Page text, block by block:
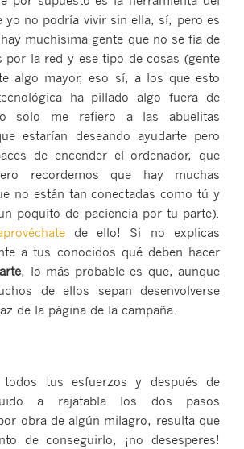
yo no podría vivir sin ella, sí, pero es
muchísima gente que no se fía de
por la red y ese tipo de cosas (gente
algo mayor, eso sí, a los que esto
ha pillado algo fuera de
solo me refiero a las abuelitas
estarían deseando ayudarte pero
de encender el ordenador, que
recordemos que hay muchas
no están tan conectadas como tú y
poquito de paciencia por tu parte).
de ello! Si no explicas
a tus conocidos qué deben hacer
, lo más probable es que, aunque
de ellos sepan desenvolverse
de la página de la campaña.
tus esfuerzos y después de
a rajatabla los dos pasos
obra de algún milagro, resulta que
de conseguirlo, ¡no desesperes!